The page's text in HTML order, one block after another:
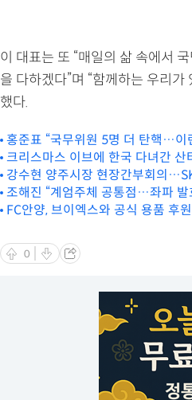
이 대표는 또 “매일의 삶 속에서
을 다하겠다”며 “함께하는 우리
했다.
홍준표 “국무위원 5명 더 탄핵…이
크리스마스 이브에 한국 다녀간 산
강수현 양주시장 현장간부회의
조해진 “계엄주체 공통점…좌파 발
FC안양, 브이엑스와 공식 용품 후
0